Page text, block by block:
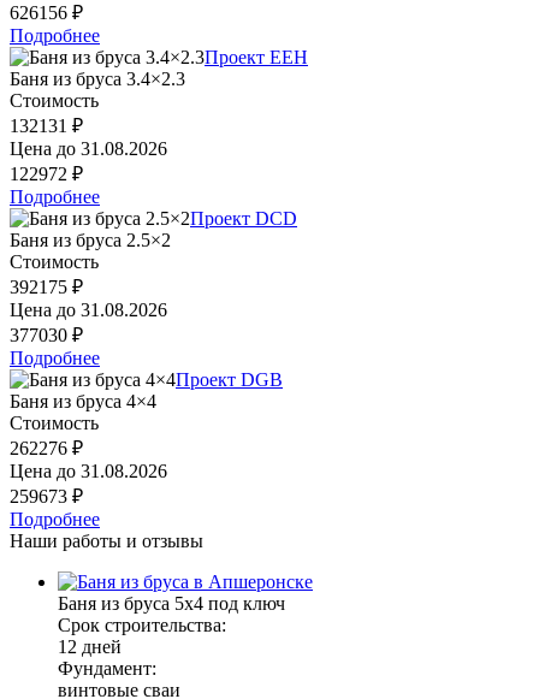
626156 ₽
Подробнее
Проект EEH
Баня из бруса 3.4×2.3
Стоимость
132131 ₽
Цена до 31.08.2026
122972 ₽
Подробнее
Проект DCD
Баня из бруса 2.5×2
Стоимость
392175 ₽
Цена до 31.08.2026
377030 ₽
Подробнее
Проект DGB
Баня из бруса 4×4
Стоимость
262276 ₽
Цена до 31.08.2026
259673 ₽
Подробнее
Наши работы и отзывы
Баня из бруса 5х4 под ключ
Срок строительства:
12 дней
Фундамент:
винтовые сваи